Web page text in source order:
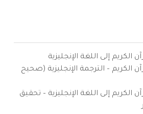
الكريم إلى اللغة الإنجليزية
الكريم – الترجمة الإنجليزية (صحيح
الكريم إلى اللغة الإنجليزية – تحقيق